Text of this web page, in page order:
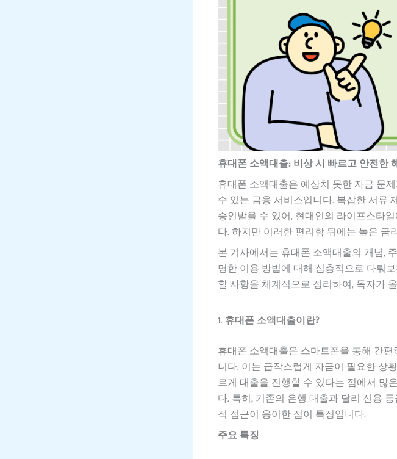
휴대폰 소액대출: 비상 시 빠르고 안전한
휴대폰 소액대출은 예상치 못한 자금 문
수 있는 금융 서비스입니다. 복잡한 서류
승인받을 수 있어, 현대인의 라이프스타
다. 하지만 이러한 편리함 뒤에는 높은 금
본 기사에서는 휴대폰 소액대출의 개념,
명한 이용 방법에 대해 심층적으로 다뤄
할 사항을 체계적으로 정리하여, 독자가
1. 휴대폰 소액대출이란?
휴대폰 소액대출은 스마트폰을 통해 간
니다. 이는 급작스럽게 자금이 필요한 상
르게 대출을 진행할 수 있다는 점에서 많
다. 특히, 기존의 은행 대출과 달리 신용
적 접근이 용이한 점이 특징입니다.
주요 특징